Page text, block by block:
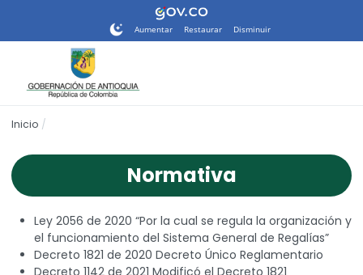
sitio
de
Aumentar Restaurar Disminuir
Inicio
Normativa
Ley 2056 de 2020 “Por la cual se regula la organización y
el funcionamiento del Sistema General de Regalías”
Decreto 1821 de 2020 Decreto Único Reglamentario